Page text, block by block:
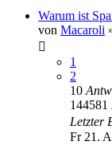
Warum ist
von Macaroli
1
2
10
144581
Letzter
Fr 21.